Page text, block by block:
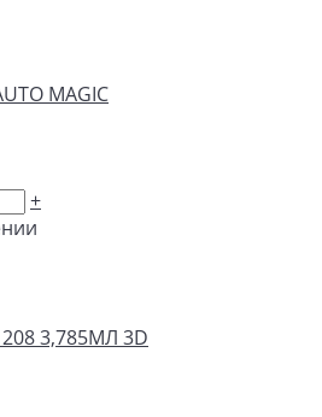
MAGIC
+
208 3,785МЛ 3D